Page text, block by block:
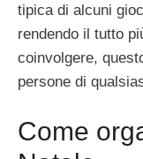
tipica di alcuni
rendendo il tutto
coinvolgere,
persone di
Come